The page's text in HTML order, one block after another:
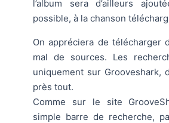
l’album sera d’ailleurs
possible, à la chanson
On appréciera de télécharger
mal de sources. Les
uniquement sur Grooveshark,
près tout.
Comme sur le site
simple barre de recherche,